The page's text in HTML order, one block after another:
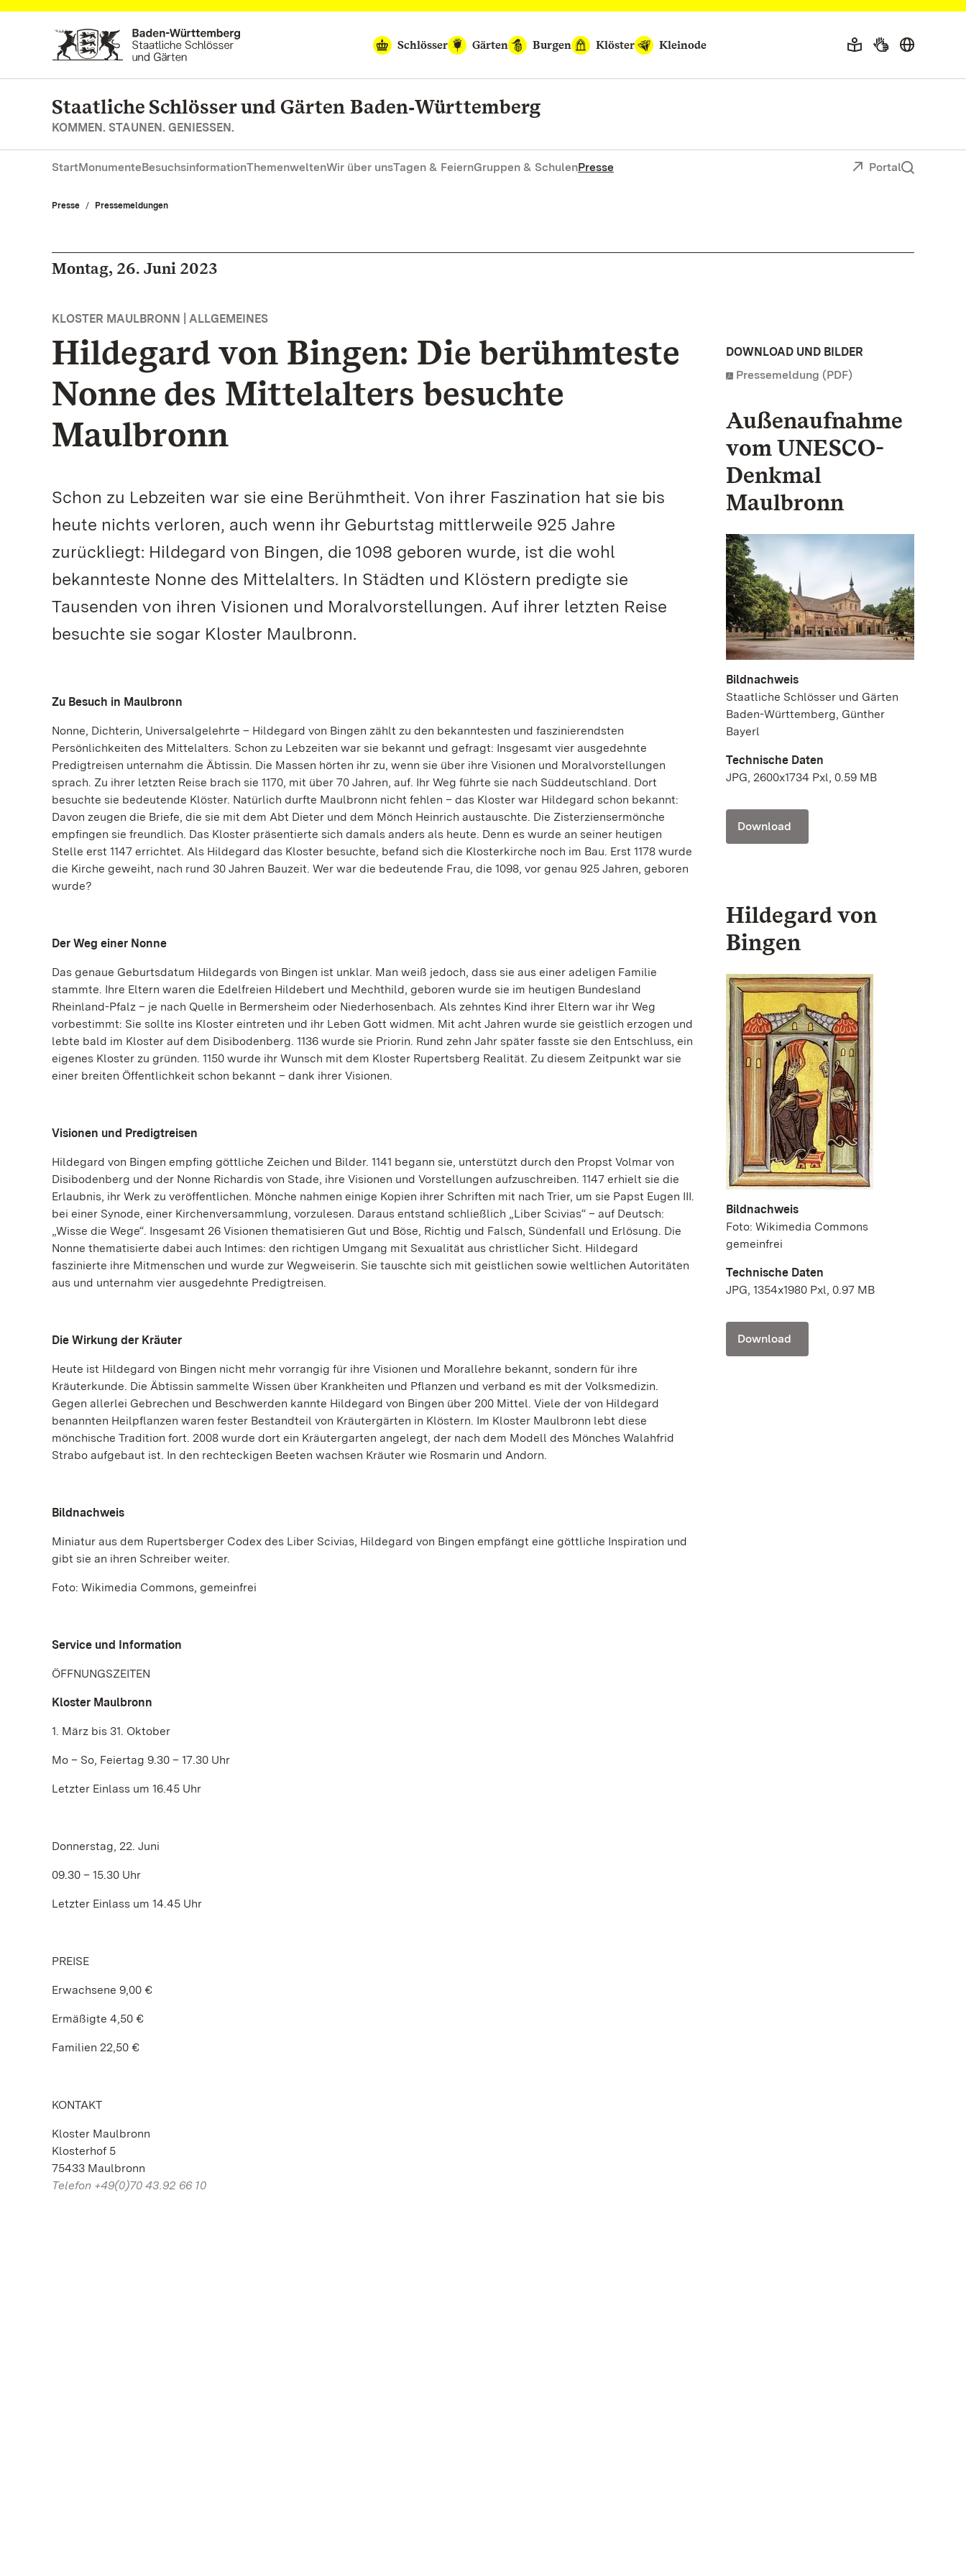
Zum Hauptinhalt springen
Schlösser
Gärten Burgen Klöster Kleinode
Staatliche Schlösser und Gärten Baden‑Württemberg
KOMMEN. STAUNEN. GENIESSEN.
StartMonumenteBesuchsinformationThemenweltenWir über unsTagen & FeiernGruppen & SchulenPresse Portal
Presse Pressemeldungen
Montag, 26. Juni 2023
KLOSTER MAULBRONN | ALLGEMEINES
Hildegard von Bingen: Die berühmteste
Nonne des Mittelalters besuchte
Maulbronn
Schon zu Lebzeiten war sie eine Berühmtheit. Von ihrer Faszination hat sie bis
heute nichts verloren, auch wenn ihr Geburtstag mittlerweile 925 Jahre
zurückliegt: Hildegard von Bingen, die 1098 geboren wurde, ist die wohl
bekannteste Nonne des Mittelalters. In Städten und Klöstern predigte sie
Tausenden von ihren Visionen und Moralvorstellungen. Auf ihrer letzten Reise
besuchte sie sogar Kloster Maulbronn.
Zu Besuch in Maulbronn
Nonne, Dichterin, Universalgelehrte – Hildegard von Bingen zählt zu den bekanntesten und faszinierendsten
Persönlichkeiten des Mittelalters. Schon zu Lebzeiten war sie bekannt und gefragt: Insgesamt vier ausgedehnte
Predigtreisen unternahm die Äbtissin. Die Massen hörten ihr zu, wenn sie über ihre Visionen und Moralvorstellungen
sprach. Zu ihrer letzten Reise brach sie 1170, mit über 70 Jahren, auf. Ihr Weg führte sie nach Süddeutschland. Dort
besuchte sie bedeutende Klöster. Natürlich durfte Maulbronn nicht fehlen – das Kloster war Hildegard schon bekannt:
Davon zeugen die Briefe, die sie mit dem Abt Dieter und dem Mönch Heinrich austauschte. Die Zisterziensermönche
empfingen sie freundlich. Das Kloster präsentierte sich damals anders als heute. Denn es wurde an seiner heutigen
Stelle erst 1147 errichtet. Als Hildegard das Kloster besuchte, befand sich die Klosterkirche noch im Bau. Erst 1178 wurde
die Kirche geweiht, nach rund 30 Jahren Bauzeit. Wer war die bedeutende Frau, die 1098, vor genau 925 Jahren, geboren
wurde?
Der Weg einer Nonne
Das genaue Geburtsdatum Hildegards von Bingen ist unklar. Man weiß jedoch, dass sie aus einer adeligen Familie
stammte. Ihre Eltern waren die Edelfreien Hildebert und Mechthild, geboren wurde sie im heutigen Bundesland
Rheinland-Pfalz – je nach Quelle in Bermersheim oder Niederhosenbach. Als zehntes Kind ihrer Eltern war ihr Weg
vorbestimmt: Sie sollte ins Kloster eintreten und ihr Leben Gott widmen. Mit acht Jahren wurde sie geistlich erzogen und
lebte bald im Kloster auf dem Disibodenberg. 1136 wurde sie Priorin. Rund zehn Jahr später fasste sie den Entschluss, ein
eigenes Kloster zu gründen. 1150 wurde ihr Wunsch mit dem Kloster Rupertsberg Realität. Zu diesem Zeitpunkt war sie
einer breiten Öffentlichkeit schon bekannt – dank ihrer Visionen.
Visionen und Predigtreisen
Hildegard von Bingen empfing göttliche Zeichen und Bilder. 1141 begann sie, unterstützt durch den Propst Volmar von
Disibodenberg und der Nonne Richardis von Stade, ihre Visionen und Vorstellungen aufzuschreiben. 1147 erhielt sie die
Erlaubnis, ihr Werk zu veröffentlichen. Mönche nahmen einige Kopien ihrer Schriften mit nach Trier, um sie Papst Eugen III.
bei einer Synode, einer Kirchenversammlung, vorzulesen. Daraus entstand schließlich „Liber Scivias“ – auf Deutsch:
„Wisse die Wege“. Insgesamt 26 Visionen thematisieren Gut und Böse, Richtig und Falsch, Sündenfall und Erlösung. Die
Nonne thematisierte dabei auch Intimes: den richtigen Umgang mit Sexualität aus christlicher Sicht. Hildegard
faszinierte ihre Mitmenschen und wurde zur Wegweiserin. Sie tauschte sich mit geistlichen sowie weltlichen Autoritäten
aus und unternahm vier ausgedehnte Predigtreisen.
Die Wirkung der Kräuter
Heute ist Hildegard von Bingen nicht mehr vorrangig für ihre Visionen und Morallehre bekannt, sondern für ihre
Kräuterkunde. Die Äbtissin sammelte Wissen über Krankheiten und Pflanzen und verband es mit der Volksmedizin.
Gegen allerlei Gebrechen und Beschwerden kannte Hildegard von Bingen über 200 Mittel. Viele der von Hildegard
benannten Heilpflanzen waren fester Bestandteil von Kräutergärten in Klöstern. Im Kloster Maulbronn lebt diese
mönchische Tradition fort. 2008 wurde dort ein Kräutergarten angelegt, der nach dem Modell des Mönches Walahfrid
Strabo aufgebaut ist. In den rechteckigen Beeten wachsen Kräuter wie Rosmarin und Andorn.
Bildnachweis
Miniatur aus dem Rupertsberger Codex des Liber Scivias, Hildegard von Bingen empfängt eine göttliche Inspiration und
gibt sie an ihren Schreiber weiter.
Foto: Wikimedia Commons, gemeinfrei
Service und Information
ÖFFNUNGSZEITEN
Kloster Maulbronn
1. März bis 31. Oktober
Mo – So, Feiertag 9.30 – 17.30 Uhr
Letzter Einlass um 16.45 Uhr
Donnerstag, 22. Juni
09.30 – 15.30 Uhr
Letzter Einlass um 14.45 Uhr
PREISE
Erwachsene 9,00 €
Ermäßigte 4,50 €
Familien 22,50 €
KONTAKT
Kloster Maulbronn
Klosterhof 5
75433 Maulbronn
Telefon +49(0)70 43.92 66 10
DOWNLOAD UND BILDER
Pressemeldung (PDF)
Außenaufnahme
vom UNESCO-
Denkmal
Maulbronn
Bildnachweis
Staatliche Schlösser und Gärten
Baden-Württemberg, Günther
Bayerl
Technische Daten
JPG, 2600x1734 Pxl, 0.59 MB
Download
Hildegard von
Bingen
Bildnachweis
Foto: Wikimedia Commons
gemeinfrei
Technische Daten
JPG, 1354x1980 Pxl, 0.97 MB
Download